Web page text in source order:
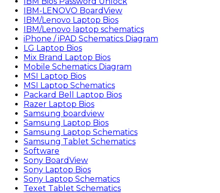
IBM-LENOVO BoardView
IBM/Lenovo Laptop Bios
IBM/Lenovo laptop schematics
iPhone / iPAD Schematics Diagram
LG Laptop Bios
Mix Brand Laptop Bios
Mobile Schematics Diagram
MSI Laptop Bios
MSI Laptop Schematics
Packard Bell Laptop Bios
Razer Laptop Bios
Samsung boardview
Samsung Laptop Bios
Samsung Laptop Schematics
Samsung Tablet Schematics
Software
Sony BoardView
Sony Laptop Bios
Sony Laptop Schematics
Texet Tablet Schematics